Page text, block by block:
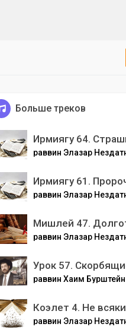
Больше треков
раввин Элазар
раввин Элазар
раввин Элазар
раввин Хаим Бурштейн
раввин Элазар